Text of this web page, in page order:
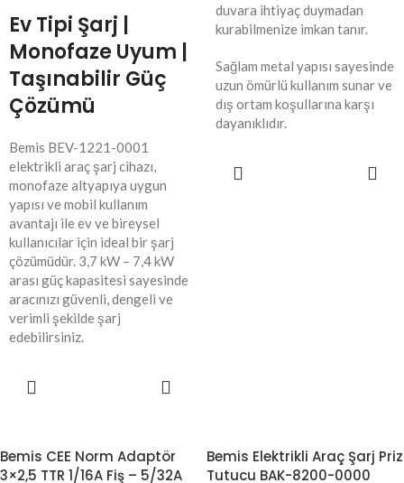
Ev Tipi Şarj |
Monofaze Uyum |
Taşınabilir Güç
Çözümü
Bemis BEV-1221-0001
elektrikli araç şarj cihazı,
monofaze altyapıya uygun
yapısı ve mobil kullanım
avantajı ile ev ve bireysel
kullanıcılar için ideal bir şarj
çözümüdür. 3,7 kW – 7,4 kW
arası güç kapasitesi sayesinde
aracınızı güvenli, dengeli ve
verimli şekilde şarj
edebilirsiniz.
duvara ihtiyaç duymadan
kurabilmenize imkan tanır.
Sağlam metal yapısı sayesinde
uzun ömürlü kullanım sunar ve
dış ortam koşullarına karşı
dayanıklıdır.
Bemis CEE Norm Adaptör
3×2,5 TTR 1/16A Fiş – 5/32A
Bemis Elektrikli Araç Şarj Priz
Tutucu BAK-8200-0000